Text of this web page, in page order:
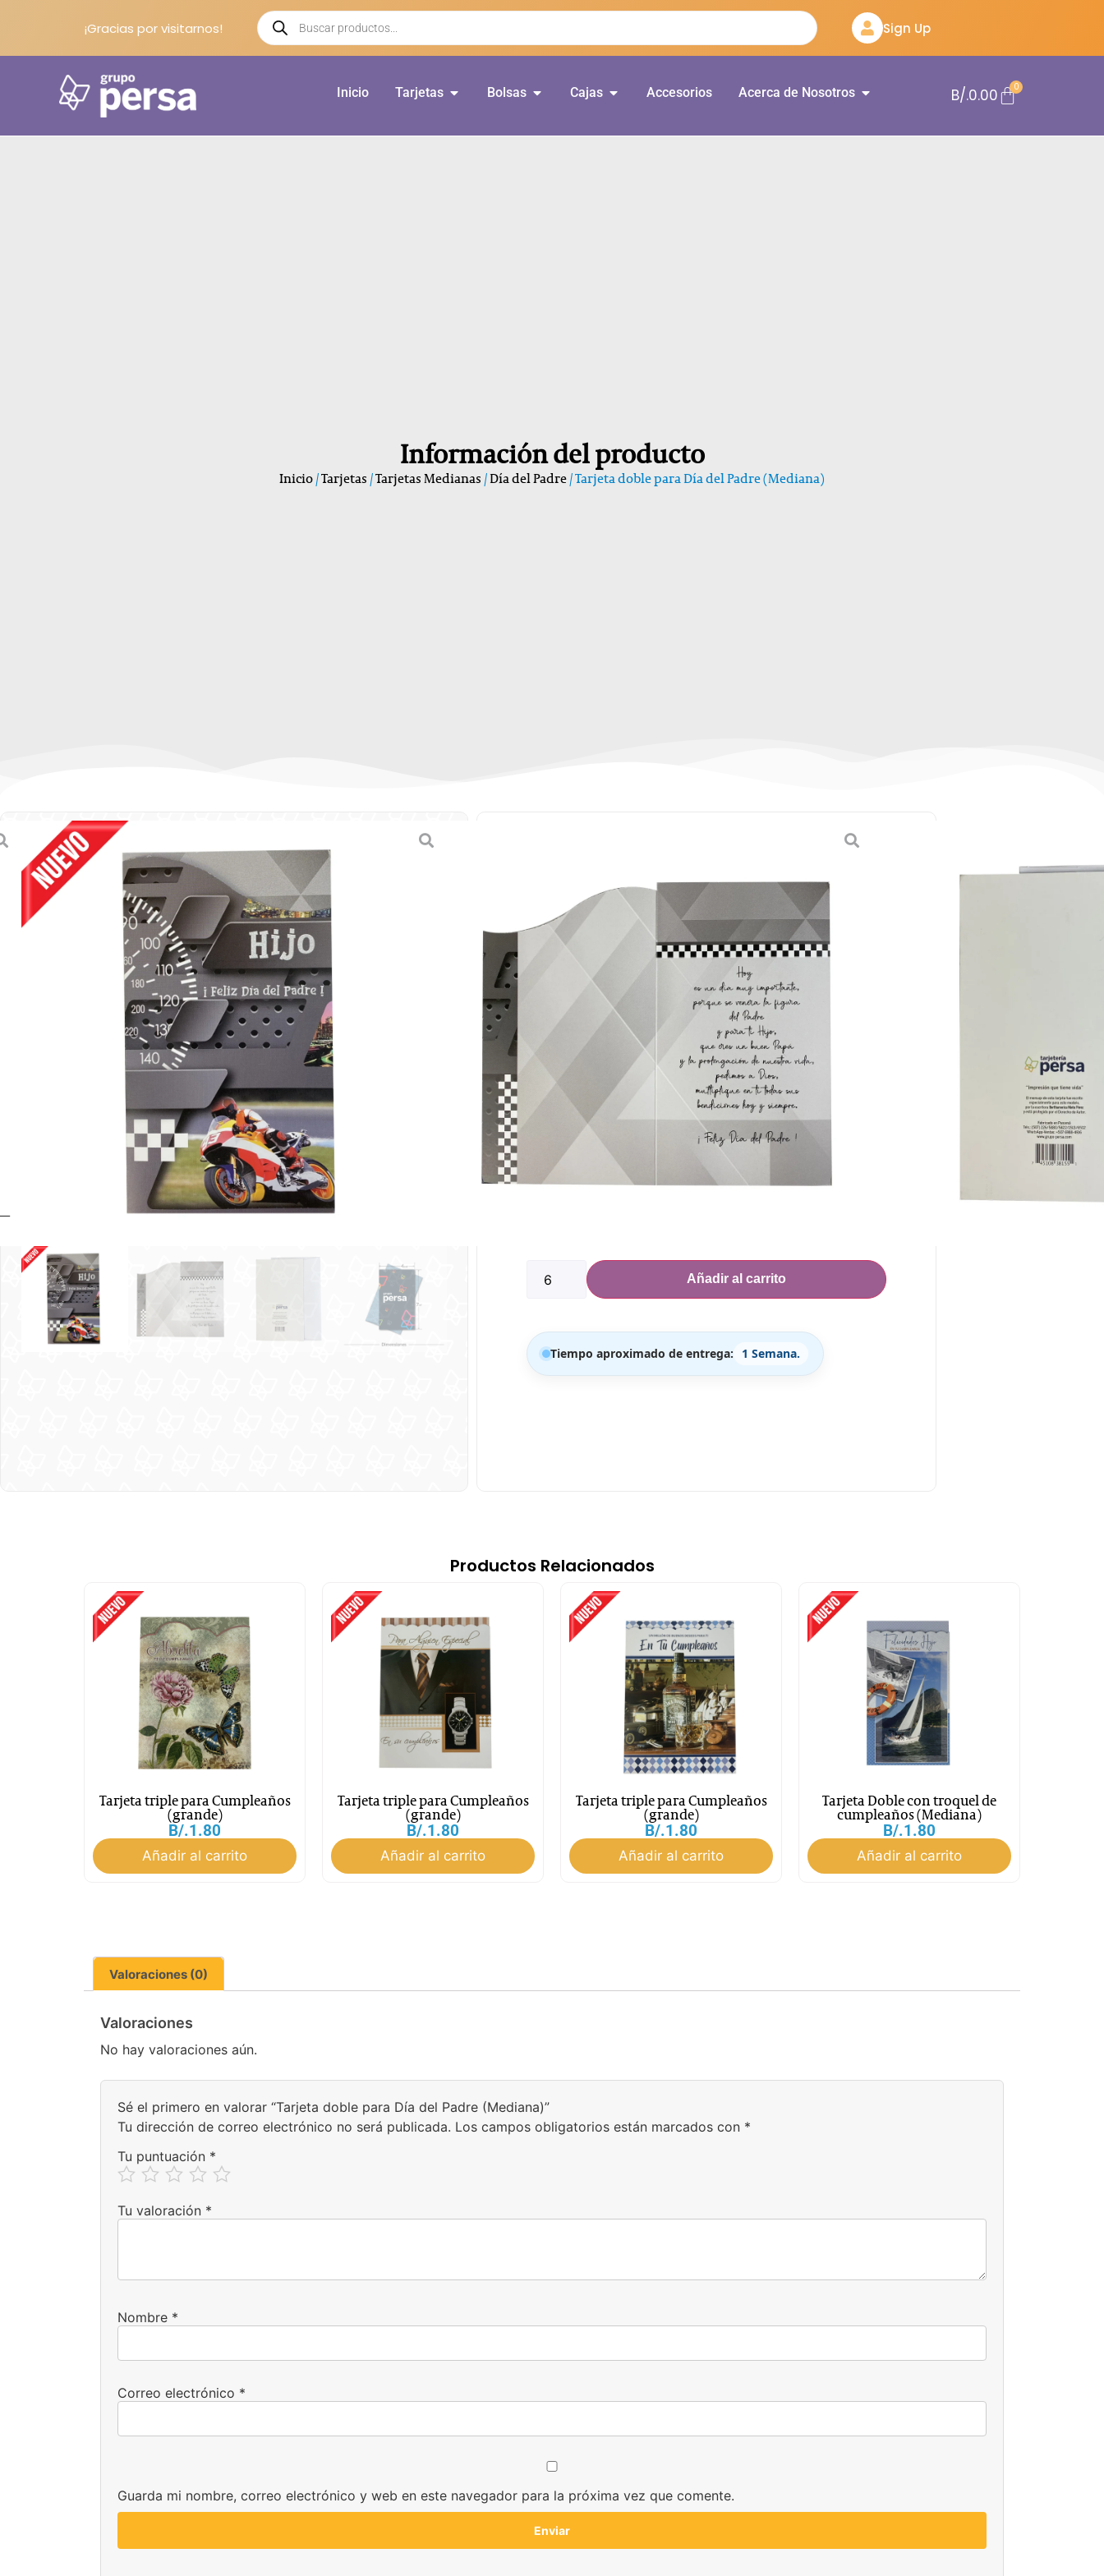
¡Gracias por visitarnos! Sign Up
B/.0.00 0
Inicio Tarjetas Bolsas Cajas Accesorios Acerca de Nosotros
Información del producto
Inicio /Tarjetas /Tarjetas Medianas /Día del Padre / Tarjeta doble para Día del Padre (Mediana)
(Mediana)
reseñas de clientes)
7-45108-38155-1 / 38155-1
Categorías:Día del Padre Tarjetas,Tarjetas Medianas
1.80
Tarjeta doble para Día del Padre (Mediana)
PRECIO POR MEDIA DOCENA EN ADELANTE
Dimensiones:
Ancho: 4 3/8″
Alto: 7.5″
Añadir al carrito
Tiempo aproximado de entrega: 1 Semana.
Productos Relacionados
Tarjeta triple para Cumpleaños
(grande)
B/.1.80
Añadir al carrito
Tarjeta triple para Cumpleaños
(grande)
B/.1.80
Añadir al carrito
Tarjeta triple para Cumpleaños
(grande)
B/.1.80
Añadir al carrito
Tarjeta Doble con troquel de
cumpleaños (Mediana)
B/.1.80
Añadir al carrito
Valoraciones (0)
Valoraciones
No hay valoraciones aún.
Sé el primero en valorar “Tarjeta doble para Día del Padre (Mediana)”
Tu dirección de correo electrónico no será publicada. Los campos obligatorios están marcados con *
Tu puntuación *
Tu valoración *
Nombre *
Correo electrónico *
Guarda mi nombre, correo electrónico y web en este navegador para la próxima vez que comente.